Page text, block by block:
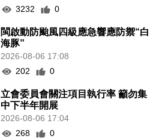
3232
0
閩啟動防颱風四級應急響應防禦“白
海豚”
2026-08-06 17:08
202
0
立會委員會關注項目執行率 籲勿集
中下半年開展
2026-08-06 17:04
268
0